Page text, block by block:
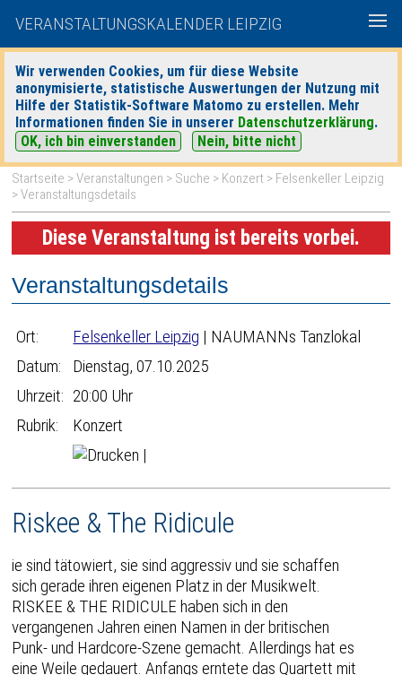
VERANSTALTUNGSKALENDER LEIPZIG
Wir verwenden Cookies, um für diese Website
anonymisierte, statistische Auswertungen der Nutzung mit
Hilfe der Statistik-Software Matomo zu erstellen. Mehr
Informationen finden Sie in unserer Datenschutzerklärung.
OK, ich bin einverstanden
Nein, bitte nicht
heute|morgen| Detaillierte Suche
Startseite >Veranstaltungen > Suche > Konzert > Felsenkeller Leipzig
> Veranstaltungsdetails
Diese Veranstaltung ist bereits vorbei.
Veranstaltungsdetails
Ort: Felsenkeller Leipzig | NAUMANNs Tanzlokal
Datum:
Dienstag, 07.10.2025
Uhrzeit: 20:00 Uhr
Rubrik:
Konzert
|
Riskee & The Ridicule
ie sind tätowiert, sie sind aggressiv und sie schaffen
sich gerade ihren eigenen Platz in der Musikwelt.
RISKEE & THE RIDICULE haben sich in den
vergangenen Jahren einen Namen in der britischen
Punk- und Hardcore-Szene gemacht. Allerdings hat es
eine Weile gedauert. Anfangs erntete das Quartett mit